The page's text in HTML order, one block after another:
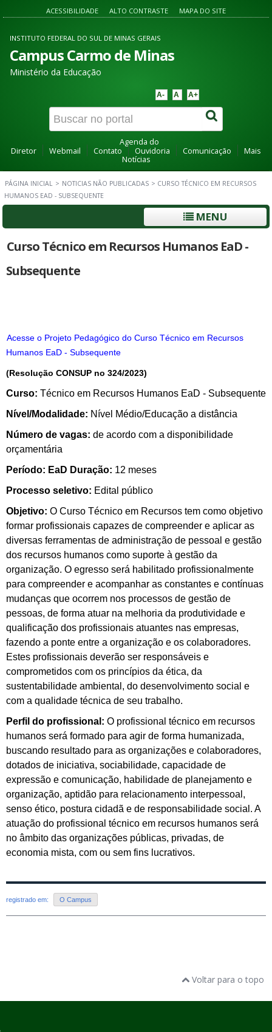
ACESSIBILIDADE ALTO CONTRASTE MAPA DO SITE
INSTITUTO FEDERAL DO SUL DE MINAS GERAIS
Campus Carmo de Minas
Ministério da Educação
A- A A+
Agenda do
Diretor
Webmail Contato Ouvidoria Comunicação
Mais
Notícias
PÁGINA INICIAL > NOTICIAS NÃO PUBLICADAS > CURSO TÉCNICO EM RECURSOS
HUMANOS EAD - SUBSEQUENTE
MENU
Curso Técnico em Recursos Humanos EaD -
Subsequente
Acesse o Projeto Pedagógico do Curso Técnico em Recursos
Humanos EaD - Subsequente
(Resolução CONSUP no 324/2023)
Curso: Técnico em Recursos Humanos EaD - Subsequente
Nível/Modalidade: Nível Médio/Educação a distância
Número de vagas: de acordo com a disponibilidade
orçamentária
Período: EaD Duração: 12 meses
Processo seletivo: Edital público
Objetivo: O Curso Técnico em Recursos tem como objetivo
formar profissionais capazes de compreender e aplicar as
diversas ferramentas de administração de pessoal e gestão
dos recursos humanos como suporte à gestão da
organização. O egresso será habilitado profissionalmente
para compreender e acompanhar as constantes e contínuas
mudanças que ocorrem nos processos de gestão de
pessoas, de forma atuar na melhoria da produtividade e
qualificação dos profissionais atuantes nas empresas,
fazendo a ponte entre a organização e os colaboradores.
Estes profissionais deverão ser responsáveis e
comprometidos com os princípios da ética, da
sustentabilidade ambiental, do desenvolvimento social e
com a qualidade técnica de seu trabalho.
Perfil do profissional: O profissional técnico em recursos
humanos será formado para agir de forma humanizada,
buscando resultado para as organizações e colaboradores,
dotados de iniciativa, sociabilidade, capacidade de
expressão e comunicação, habilidade de planejamento e
organização, aptidão para relacionamento interpessoal,
senso ético, postura cidadã e de responsabilidade social. A
atuação do profissional técnico em recursos humanos será
no âmbito das organizações públicas, privadas, de
economia mista, com ou sem fins lucrativos.
registrado em: O Campus
Voltar para o topo